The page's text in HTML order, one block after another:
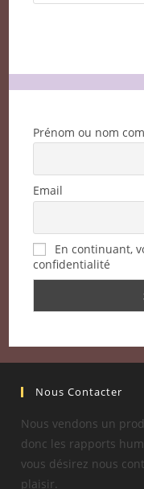
Prénom ou nom
Email
En continuant,
confidentialité
Nous Contacter
Nous vendons un
donc les rapports
vous désirez nous
plaisir.